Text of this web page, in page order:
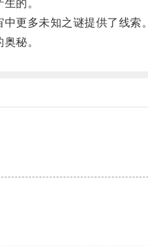
的。
更多未知之谜提供了线索。
秘。